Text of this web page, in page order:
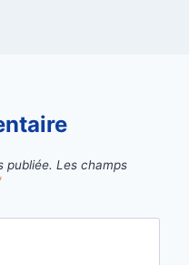
publiée. Les champs